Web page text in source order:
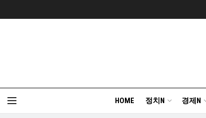
HOME 정치N 경제N